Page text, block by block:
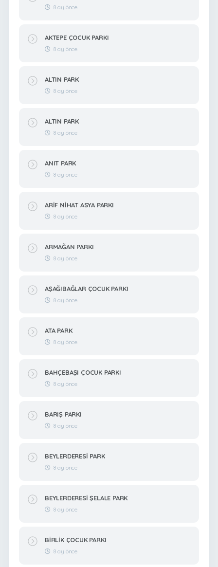
8 ay önce
AKTEPE ÇOCUK PARKI
8 ay önce
ALTIN PARK
8 ay önce
ALTIN PARK
8 ay önce
ANIT PARK
8 ay önce
ARİF NİHAT ASYA PARKI
8 ay önce
ARMAĞAN PARKI
8 ay önce
AŞAĞIBAĞLAR ÇOCUK PARKI
8 ay önce
ATA PARK
8 ay önce
BAHÇEBAŞI ÇOCUK PARKI
8 ay önce
BARIŞ PARKI
8 ay önce
BEYLERDERESİ PARK
8 ay önce
BEYLERDERESİ ŞELALE PARK
8 ay önce
BİRLİK ÇOCUK PARKI
8 ay önce